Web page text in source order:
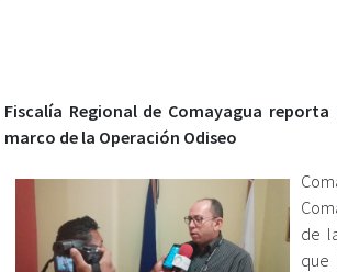
Fiscalía Regional de Comayagua
marco de la Operación Odiseo
de
que